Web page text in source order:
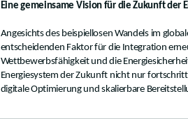
Eine gemeinsame Vision für die Zukunft der
Angesichts des beispiellosen Wandels im
entscheidenden Faktor für die Integration
Wettbewerbsfähigkeit und die
Energiesystem der Zukunft nicht nur
digitale Optimierung und skalierbare